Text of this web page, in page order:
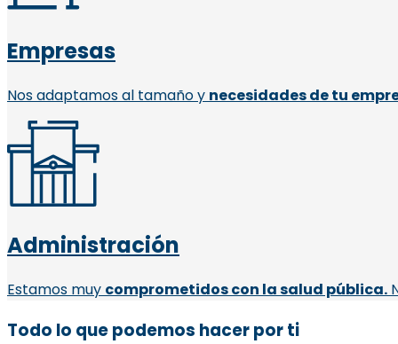
Empresas
Nos adaptamos al tamaño y necesidades de tu
Administración
Estamos muy comprometidos con la salud pública.
Todo lo que podemos hacer por ti